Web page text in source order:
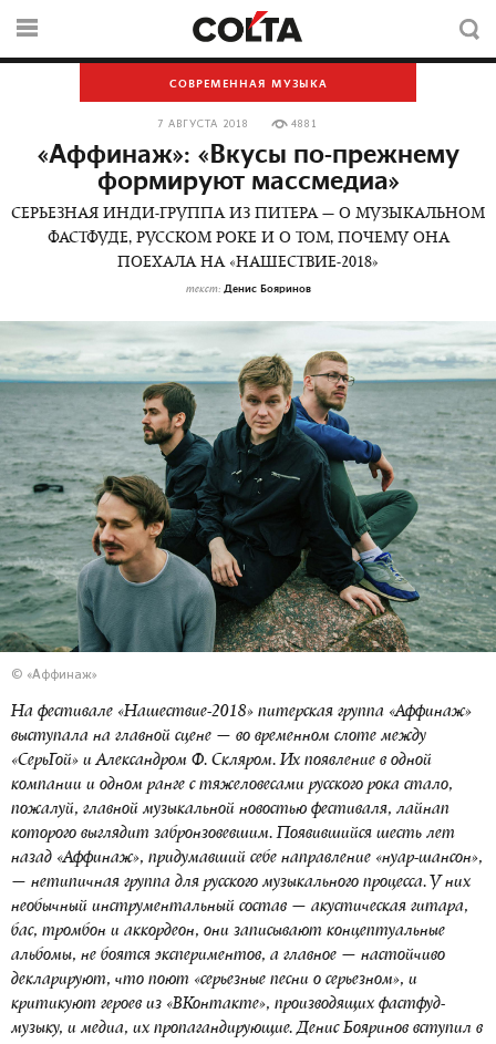
СОВРЕМЕННАЯ МУЗЫКА
7 АВГУСТА 2018 4881
«Аффинаж»: «Вкусы по-прежнему
формируют массмедиа»
СЕРЬЕЗНАЯ ИНДИ-ГРУППА ИЗ ПИТЕРА — О МУЗЫКАЛЬНОМ
ФАСТФУДЕ, РУССКОМ РОКЕ И О ТОМ, ПОЧЕМУ ОНА
ПОЕХАЛА НА «НАШЕСТВИЕ-2018»
текст: Денис Бояринов
© «Аффинаж»
На фестивале «Нашествие-2018» питерская группа «Аффинаж»
выступала на главной сцене — во временном слоте между
«СерьГой» и Александром Ф. Скляром. Их появление в одной
компании и одном ранге с тяжеловесами русского рока стало,
пожалуй, главной музыкальной новостью фестиваля, лайнап
которого выглядит забронзовевшим. Появившийся шесть лет
назад «Аффинаж», придумавший себе направление «нуар-шансон»,
— нетипичная группа для русского музыкального процесса. У них
необычный инструментальный состав — акустическая гитара,
бас, тромбон и аккордеон, они записывают концептуальные
альбомы, не боятся экспериментов, а главное — настойчиво
декларируют, что поют «серьезные песни о серьезном», и
критикуют героев из «ВКонтакте», производящих фастфуд-
музыку, и медиа, их пропагандирующие. Денис Бояринов вступил в